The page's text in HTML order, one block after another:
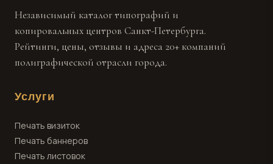
Независимый каталог типографий и
копировальных центров Санкт-Петербурга.
Рейтинги, цены, отзывы и адреса 20+ компаний
полиграфической отрасли города.
Услуги
Печать визиток
Печать баннеров
Печать листовок